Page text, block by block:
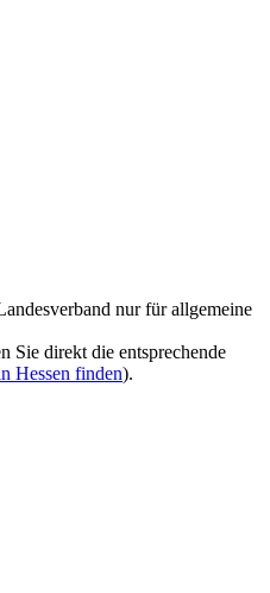
nur für allgemeine
Sie direkt die entsprechende
Hessen finden).